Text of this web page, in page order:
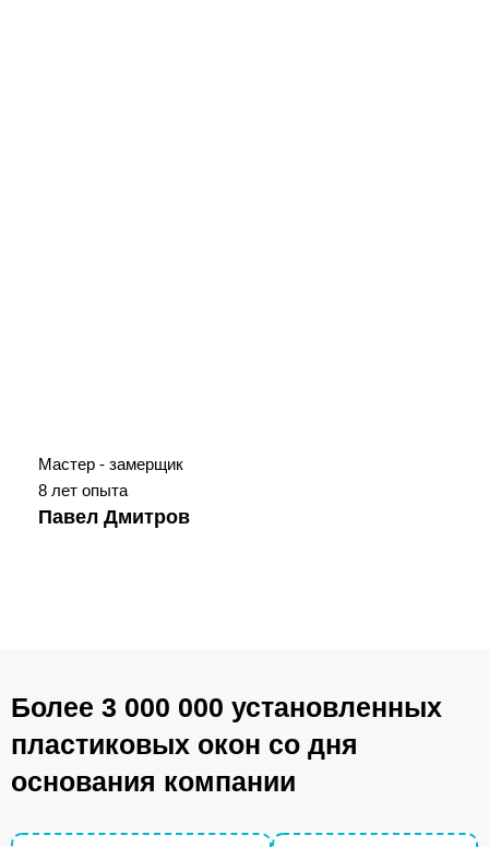
Мастер - замерщик
8 лет опыта
Павел Дмитров
Более 3 000 000 установленных
пластиковых окон со дня
основания компании